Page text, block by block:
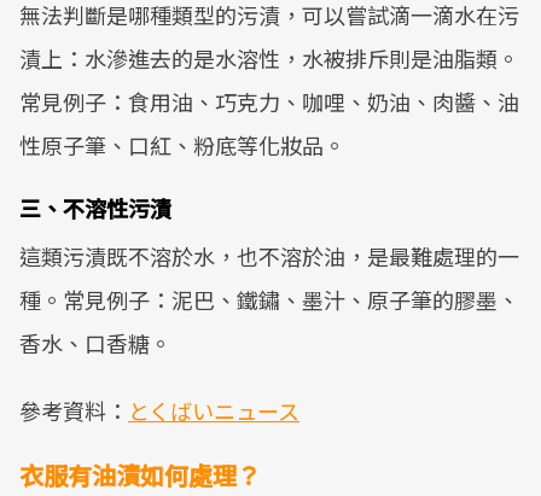
無法判斷是哪種類型的污漬，可以嘗試滴一滴水在污
漬上：水滲進去的是水溶性，水被排斥則是油脂類。
常見例子：食用油、巧克力、咖哩、奶油、肉醬、油
性原子筆、口紅、粉底等化妝品。
三、不溶性污漬
這類污漬既不溶於水，也不溶於油，是最難處理的一
種。常見例子：泥巴、鐵鏽、墨汁、原子筆的膠墨、
香水、口香糖。
參考資料： とくばいニュース
衣服有油漬如何處理？